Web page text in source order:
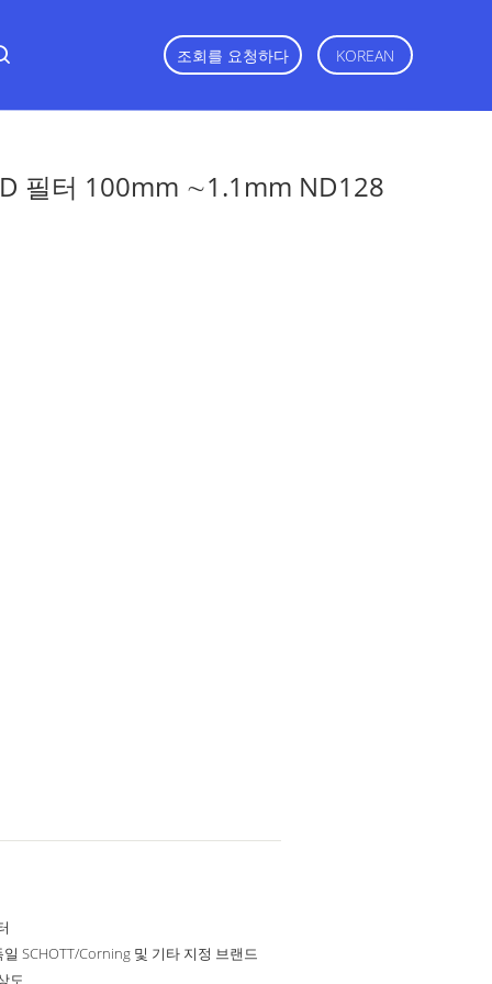
조회를 요청하다 KOREAN
필터 100mm ∼1.1mm ND128
일 SCHOTT/Corning 및 기타 지정 브랜드
도